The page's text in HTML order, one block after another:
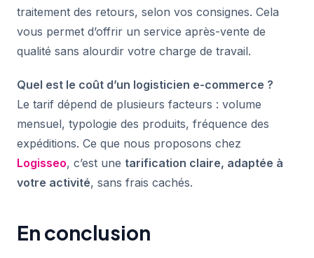
traitement des retours, selon vos consignes. Cela
vous permet d’offrir un service après-vente de
qualité sans alourdir votre charge de travail.
Quel est le coût d’un logisticien e-commerce ?
Le tarif dépend de plusieurs facteurs : volume
mensuel, typologie des produits, fréquence des
expéditions. Ce que nous proposons chez
Logisseo, c’est une tarification claire, adaptée à
votre activité, sans frais cachés.
En conclusion